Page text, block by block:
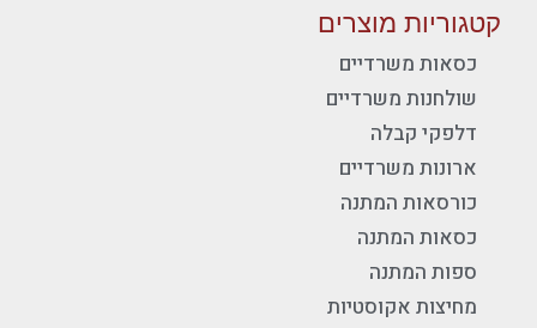
קטגוריות מוצרים
כסאות משרדיים
שולחנות משרדיים
דלפקי קבלה
ארונות משרדיים
כורסאות המתנה
כסאות המתנה
ספות המתנה
מחיצות אקוסטיות